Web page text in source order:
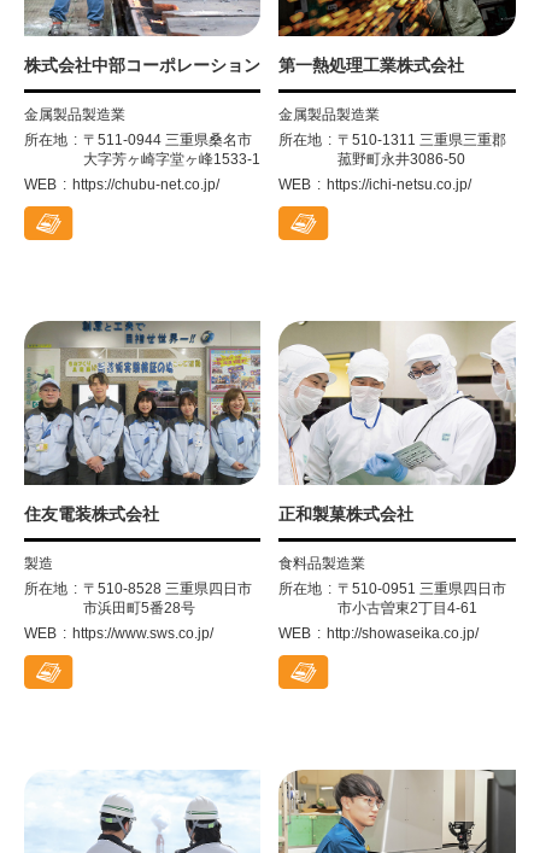
株式会社中部コーポレーション
金属製品製造業
所在地
〒511-0944 三重県桑名市
大字芳ヶ崎字堂ヶ峰1533-1
WEB
https://chubu-net.co.jp/
第一熱処理工業株式会社
金属製品製造業
所在地
〒510-1311 三重県三重郡
菰野町永井3086-50
WEB
https://ichi-netsu.co.jp/
住友電装株式会社
製造
所在地
〒510-8528 三重県四日市
市浜田町5番28号
WEB
https://www.sws.co.jp/
正和製菓株式会社
食料品製造業
所在地
〒510-0951 三重県四日市
市小古曽東2丁目4-61
WEB
http://showaseika.co.jp/